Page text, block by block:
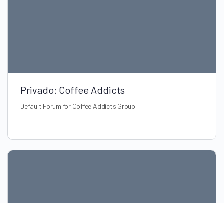
Privado: Coffee Addicts
Default Forum for Coffee Addicts Group
-